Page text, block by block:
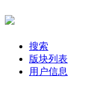
搜索
版块列表
用户信息